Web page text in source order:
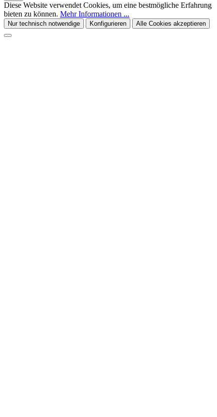
Diese Website verwendet Cookies, um eine bestmögliche Erfahrung
bieten zu können. Mehr Informationen ...
Nur technisch notwendige Konfigurieren Alle Cookies akzeptieren